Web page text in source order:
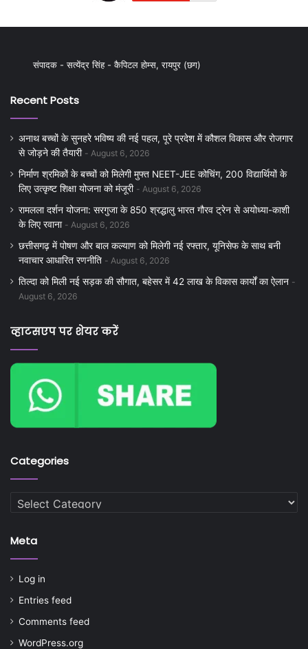
संपादक - सत्येंद्र सिंह - कैपिटल होम्स, रायपुर (छग)
Recent Posts
अनाथ बच्चों के सुनहरे भविष्य की नई पहल, पूरे प्रदेश में कौशल विकास और रोजगार
से जोड़ने की तैयारी
August 6, 2026
निर्माण श्रमिकों के बच्चों को मिलेगी मुफ्त NEET-JEE कोचिंग, 200 विद्यार्थियों के
लिए उत्कृष्ट शिक्षा योजना को मंजूरी
August 6, 2026
रामलला दर्शन योजना: सरगुजा के 850 श्रद्धालु भारत गौरव ट्रेन से अयोध्या-काशी
के लिए रवाना
August 6, 2026
छत्तीसगढ़ में पोषण और बाल कल्याण को मिलेगी नई रफ्तार, यूनिसेफ के साथ बनी
नवाचार आधारित रणनीति
August 6, 2026
तिल्दा को मिली नई सड़क की सौगात, बहेसर में 42 लाख के विकास कार्यों का ऐलान
August 6, 2026
व्हाटसएप पर शेयर करें
Categories
Categories
Meta
Log in
Entries feed
Comments feed
WordPress.org